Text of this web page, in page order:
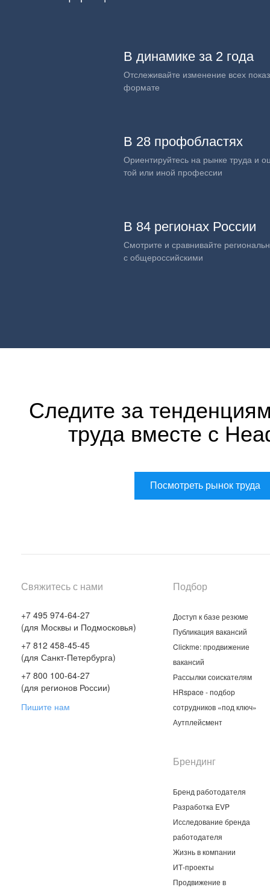
В динамике за 2 года
Отслеживайте изменение всех
формате
В 28 профобластях
Ориентируйтесь на рынке труда и
той или иной профессии
В 84 регионах России
Смотрите и сравнивайте
с общероссийскими
Следите за
труда вместе с
Посмотреть рынок труда
Свяжитесь с нами
+7 495 974-64-27
(для Москвы и Подмосковья)
+7 812 458-45-45
(для Санкт-Петербурга)
+7 800 100-64-27
(для регионов России)
Пишите нам
Подбор
Доступ к базе резюме
Публикация вакансий
Clickme: продвижение
вакансий
Рассылки соискателям
HRspace - подбор
сотрудников «под ключ»
Аутплейсмент
Брендинг
Бренд работодателя
Разработка EVP
Исследование бренда
работодателя
Жизнь в компании
ИТ-проекты
Продвижение в